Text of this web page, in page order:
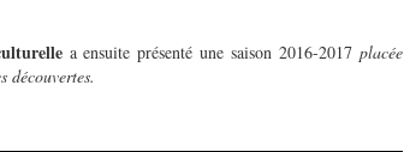
a ensuite présenté une saison 2016-2017placée
découvertes.